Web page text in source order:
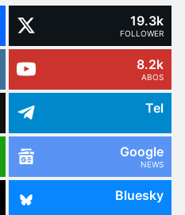
19.3k
FOLLOWER
8.2k
ABOS
Tel
Google
NEWS
Bluesky